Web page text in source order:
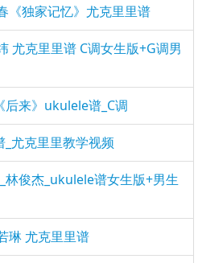
《独家记忆》尤克里里谱
尤克里里谱 C调女生版+G调男
后来》ukulele谱_C调
尤克里里教学视频
林俊杰_ukulele谱女生版+男生
琳 尤克里里谱